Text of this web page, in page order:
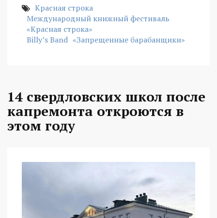
Красная строка
Международный книжный фестиваль
«Красная строка»
Billy’s Band «Запрещенные барабанщики»
14 свердловских школ после
капремонта откроются в
этом году